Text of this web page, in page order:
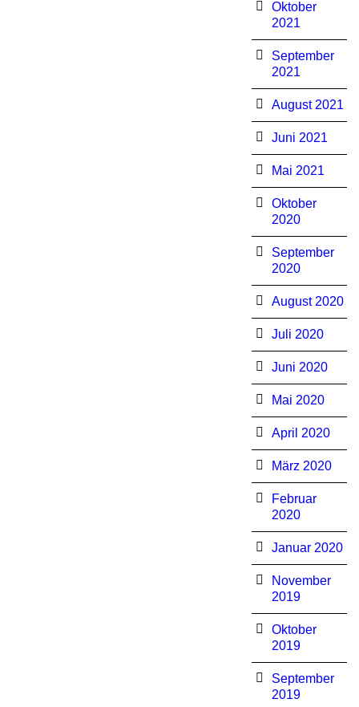
Oktober
2021
September
2021
August 2021
Juni 2021
Mai 2021
Oktober
2020
September
2020
August 2020
Juli 2020
Juni 2020
Mai 2020
April 2020
März 2020
Februar
2020
Januar 2020
November
2019
Oktober
2019
September
2019